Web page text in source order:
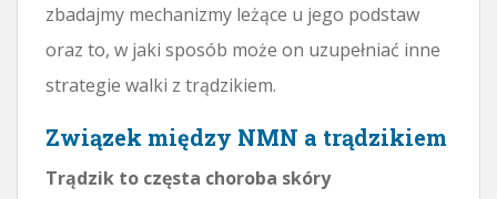
zbadajmy mechanizmy leżące u jego podstaw
oraz to, w jaki sposób może on uzupełniać inne
strategie walki z trądzikiem.
Związek między NMN a trądzikiem
Trądzik to częsta choroba skóry